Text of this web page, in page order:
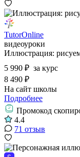
TutorOnline
видеоуроки
Иллюстрация:
5 990 ₽ за курс
8 490 ₽
На сайт школы
Подробнее
Промокод
4.4
71 отзыв